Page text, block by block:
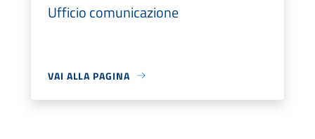
Ufficio comunicazione
VAI ALLA PAGINA